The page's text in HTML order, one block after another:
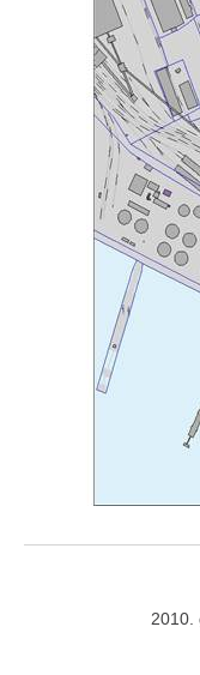
2010.